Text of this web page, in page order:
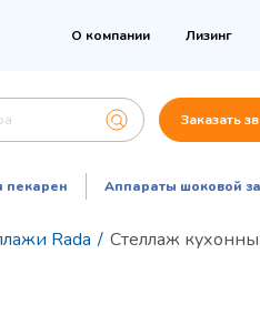
О компании Лизинг
Заказать
пекарен Аппараты шоковой
Rada / Стеллаж